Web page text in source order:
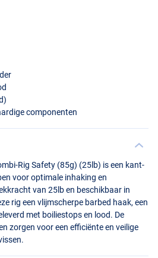
componenten
Rig Safety (85g) (25lb) is een kant-
voor optimale inhaking en
van 25lb en beschikbaar in
rig een vlijmscherpe barbed haak, een
met boiliestops en lood. De
zorgen voor een efficiënte en veilige